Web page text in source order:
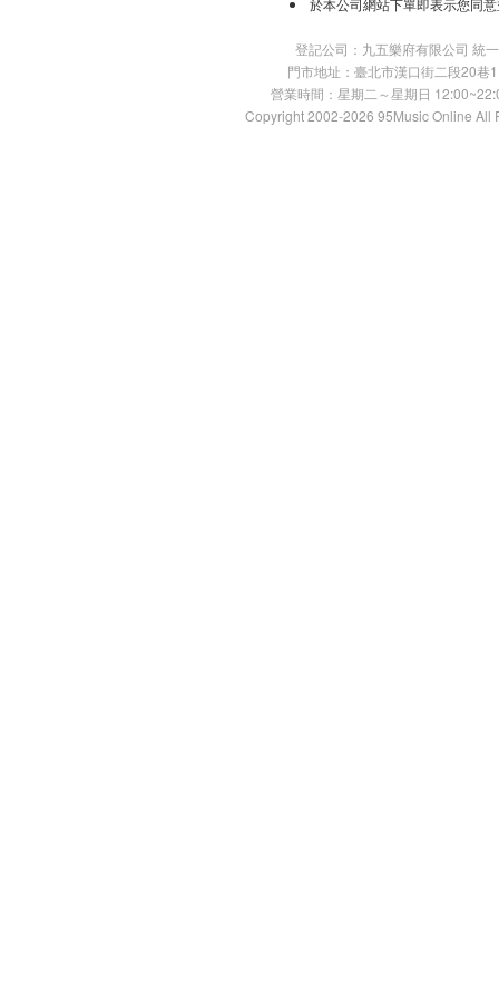
於本公司網站下單即表示您同
登記公司：九五樂府有限公司 統
門市地址：臺北市漢口街二段20
營業時間：星期二～星期日
Copyright 2002-2026 95Music Online All